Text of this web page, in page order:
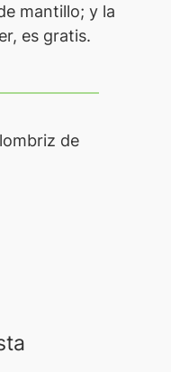
mantillo; y la
es gratis.
de